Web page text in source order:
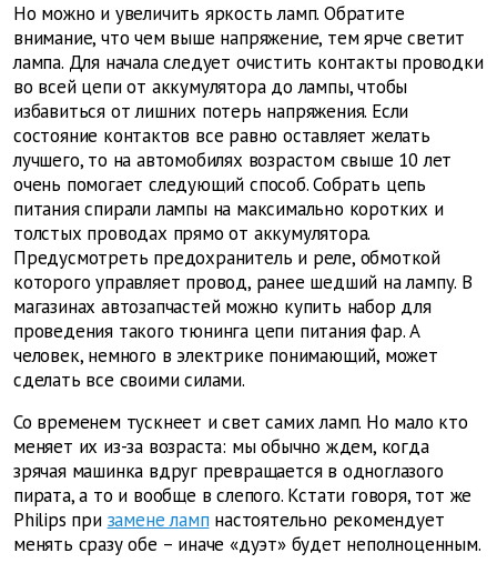
Но можно и увеличить яркость ламп. Обратите
внимание, что чем выше напряжение, тем ярче светит
лампа. Для начала следует очистить контакты проводки
во всей цепи от аккумулятора до лампы, чтобы
избавиться от лишних потерь напряжения. Если
состояние контактов все равно оставляет желать
лучшего, то на автомобилях возрастом свыше 10 лет
очень помогает следующий способ. Собрать цепь
питания спирали лампы на максимально коротких и
толстых проводах прямо от аккумулятора.
Предусмотреть предохранитель и реле, обмоткой
которого управляет провод, ранее шедший на лампу. В
магазинах автозапчастей можно купить набор для
проведения такого тюнинга цепи питания фар. А
человек, немного в электрике понимающий, может
сделать все своими силами.
Со временем тускнеет и свет самих ламп. Но мало кто
меняет их из-за возраста: мы обычно ждем, когда
зрячая машинка вдруг превращается в одноглазого
пирата, а то и вообще в слепого. Кстати говоря, тот же
Philips при замене лампнастоятельно рекомендует
менять сразу обе – иначе «дуэт» будет неполноценным.